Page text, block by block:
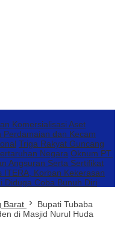
Komersialisasi Aset
Perdamaian dan Kecam
Triga Rakyat Guncang
Negara Oknum PT.
Angsuran Serta Sertifikat
ITERA, Korban Kekerasan
Diduga Coba Bunuh Diri
Barat
Bupati Tubaba
di Masjid Nurul Huda